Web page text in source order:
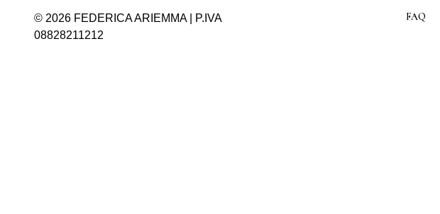
© 2026 FEDERICA ARIEMMA | P.IVA
08828211212
FAQ